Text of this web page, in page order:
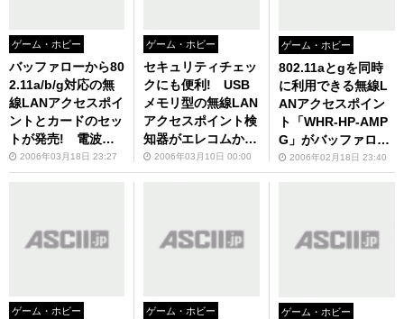
ゲーム・ホビー
バッファローから80
2.11a/b/g対応の無
線LANアクセスポイ
ントとカードのセッ
トが発売! 電波出
力の強化モデル
2006年03月18日 23:27
ゲーム・ホビー
セキュリティチェッ
クにも便利! USB
メモリ型の無線LAN
アクセスポイント検
知器がエレコムから
登場!
2006年03月10日 00:00
ゲーム・ホビー
802.11aとgを同時
に利用できる無線L
ANアクセスポイン
ト「WHR-HP-AMP
G」がバッファロー
から2006年02月18日 23:40
ゲーム・ホビー ゲーム・ホビー ゲーム・ホビー